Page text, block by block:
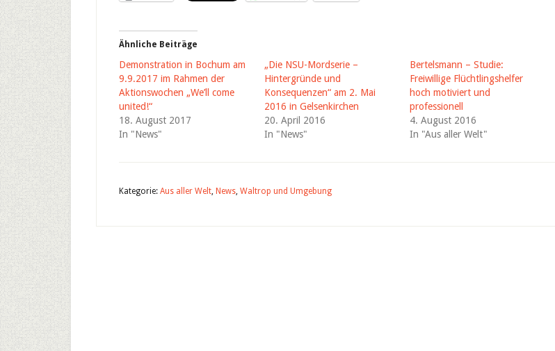
Ähnliche Beiträge
Demonstration in Bochum am
9.9.2017 im Rahmen der
Aktionswochen „We’ll come
united!“
18. August 2017
In "News"
„Die NSU-Mordserie –
Hintergründe und
Konsequenzen“ am 2. Mai
2016 in Gelsenkirchen
20. April 2016
In "News"
Bertelsmann – Studie:
Freiwillige Flüchtlingshelfer
hoch motiviert und
professionell
4. August 2016
In "Aus aller Welt"
Kategorie: Aus aller Welt, News, Waltrop und Umgebung